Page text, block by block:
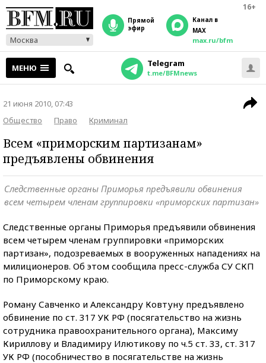
16+
Москва
прямой
эфир
Канал в
MAX
max.ru/bfm
МЕНЮ Telegram
t.me/BFMnews
21 июня 2010, 07:43
Общество
Право Криминал
Всем «приморским партизанам»
предъявлены обвинения
Следственные органы Приморья предъявили обвинения
всем четырем членам группировки «приморских партизан»
Следственные органы Приморья предъявили обвинения
всем четырем членам группировки «приморских
партизан», подозреваемых в вооруженных нападениях на
милиционеров. Об этом сообщила пресс-служба СУ СКП
по Приморскому краю.
Роману Савченко и Александру Ковтуну предъявлено
обвинение по ст. 317 УК РФ (посягательство на жизнь
сотрудника правоохранительного органа), Максиму
Кириллову и Владимиру Илютикову по ч.5 ст. 33, ст. 317
УК РФ (пособничество в посягательстве на жизнь